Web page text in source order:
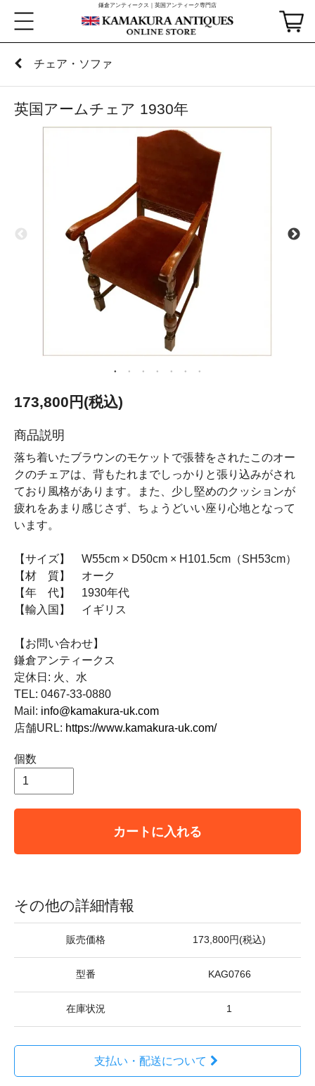
鎌倉アンティークス｜英国アンティーク専門店
チェア・ソファ
英国アームチェア 1930年
173,800円(税込)
商品説明
落ち着いたブラウンのモケットで張替をされたこのオー
クのチェアは、背もたれまでしっかりと張り込みがされ
ており風格があります。また、少し堅めのクッションが
疲れをあまり感じさず、ちょうどいい座り心地となって
います。
【サイズ】 W55cm × D50cm × H101.5cm（SH53cm）
【材 質】 オーク
【年 代】 1930年代
【輸入国】 イギリス
【お問い合わせ】
鎌倉アンティークス
定休日: 火、水
TEL: 0467-33-0880
Mail: info@kamakura-uk.com
店舗URL: https://www.kamakura-uk.com/
個数
カートに入れる
その他の詳細情報
販売価格 173,800円(税込)
型番 KAG0766
在庫状況 1
支払い・配送について